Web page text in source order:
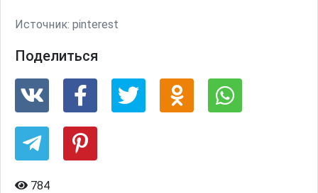
Источник: pinterest
Поделиться
784